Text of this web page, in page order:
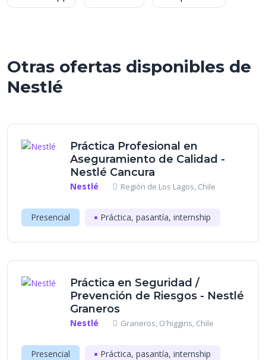
Otras ofertas disponibles de
Nestlé
Práctica Profesional en
Aseguramiento de Calidad -
Nestlé Cancura
Nestlé Región de Los Lagos, Chile
Presencial Práctica, pasantía, internship
Práctica en Seguridad /
Prevención de Riesgos - Nestlé
Graneros
Nestlé Graneros, O'higgins, Chile
Presencial Práctica, pasantía, internship